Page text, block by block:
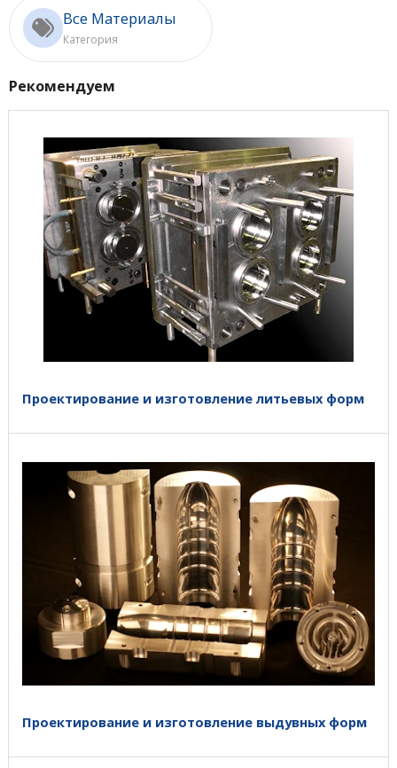
Все Материалы
Категория
Рекомендуем
Проектирование и изготовление литьевых форм
Проектирование и изготовление выдувных форм